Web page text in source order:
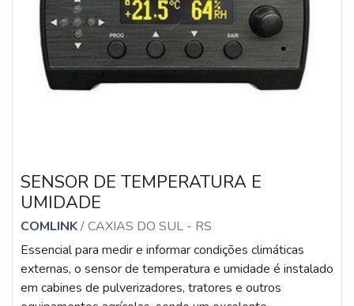
SENSOR DE TEMPERATURA E
UMIDADE
COMLINK/ CAXIAS DO SUL - RS
Essencial para medir e informar condições climáticas
externas, o sensor de temperatura e umidade é instalado
em cabines de pulverizadores, tratores e outros